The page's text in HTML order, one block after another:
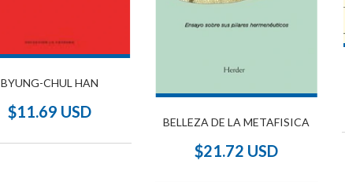
BYUNG-CHUL HAN
$11.69 USD
BELLEZA DE LA METAFISICA
$21.72 USD